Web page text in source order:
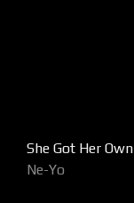
She Got Her
Ne-Yo